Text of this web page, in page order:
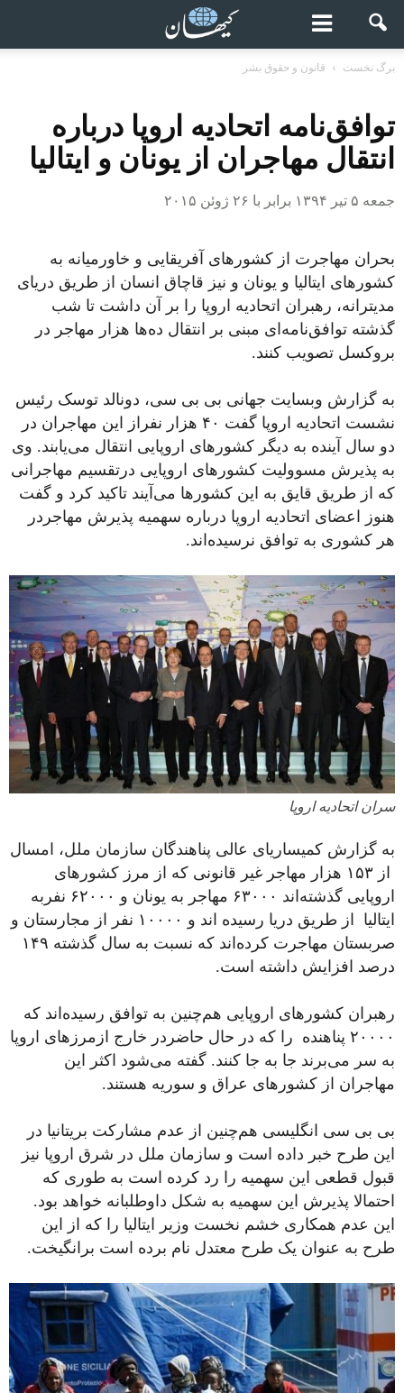
برگ نخست قانون و حقوق بشر
توافق‌نامه اتحادیه اروپا درباره
انتقال مهاجران از یونان و ایتالیا
جمعه ۵ تیر ۱۳۹۴ برابر با ۲۶ ژوئن ۲۰۱۵
بحران مهاجرت از کشورهای آفریقایی و خاورمیانه به
کشورهای ایتالیا و یونان و نیز قاچاق انسان از طریق دریای
مدیترانه، رهبران اتحادیه اروپا را بر آن داشت تا شب
گذشته توافق‌نامه‌ای مبنی بر انتقال ده‌ها هزار مهاجر در
بروکسل تصویب کنند.
به گزارش وبسایت جهانی بی بی سی، دونالد توسک رئیس
نشست اتحادیه اروپا گفت ۴۰ هزار نفراز این مهاجران در
دو سال آینده به دیگر کشورهای اروپایی انتقال می‌یابند. وی
به پذیرش مسوولیت کشورهای اروپایی درتقسیم مهاجرانی
که از طریق قایق به این کشورها می‌آیند تاکید کرد و گفت
هنوز اعضای اتحادیه اروپا درباره سهمیه پذیرش مهاجردر
هر کشوری به توافق نرسیده‌اند.
سران اتحادیه اروپا
به گزارش کمیساریای عالی پناهندگان سازمان ملل، امسال
از ۱۵۳ هزار مهاجر غیر قانونی که از مرز کشورهای
اروپایی گذشته‌اند ۶۳۰۰۰ مهاجر به یونان و ۶۲۰۰۰ نفربه
ایتالیا از طریق دریا رسیده اند و ۱۰۰۰۰ نفر از مجارستان و
صربستان مهاجرت کرده‌اند که نسبت به سال گذشته ۱۴۹
درصد افزایش داشته است.
رهبران کشورهای اروپایی هم‌چنین به توافق رسیده‌اند که
۲۰۰۰۰ پناهنده را که در حال حاضردر خارج ازمرزهای اروپا
به سر می‌برند جا به جا کنند. گفته می‌شود اکثر این
مهاجران از کشورهای عراق و سوریه هستند.
بی بی سی انگلیسی هم‌چنین از عدم مشارکت بریتانیا در
این طرح خبر داده است و سازمان ملل در شرق اروپا نیز
قبول قطعی این سهمیه را رد کرده است به طوری که
احتمالا پذیرش این سهمیه به شکل داوطلبانه خواهد بود.
این عدم همکاری خشم نخست وزیر ایتالیا را که از این
طرح به عنوان یک طرح معتدل نام برده است برانگیخت.